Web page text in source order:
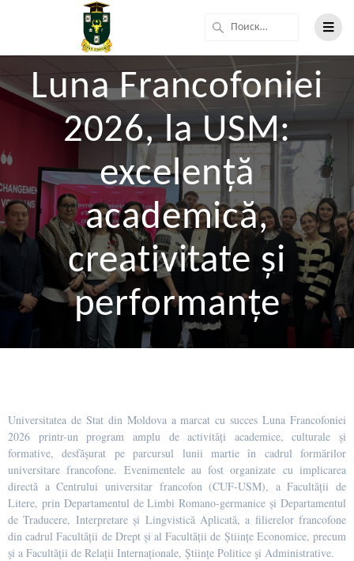
Luna Francofoniei
2026, la USM:
excelență
academică,
creativitate și
performanțe
Universitatea de Stat din Moldova a marcat cu succes Luna Francofoniei
2026 printr-un program amplu de activități academice, culturale și
formative, desfășurat pe parcursul lunii martie în cadrul formărilor
universitare francofone. Evenimentele au fost organizate cu implicarea
directă a Centrului universitar francofon (CUF-USM), a Facultății de
Litere, prin Departamentul de Limbi Romano-germanice și Departamentul
de Traducere, Interpretare și Lingvistică Aplicată, a filierelor francofone
din cadrul Facultății de Drept și al Facultății de Științe Economice, precum
și a Facultății de Relații Internaționale, Științe Politice și Administrative.